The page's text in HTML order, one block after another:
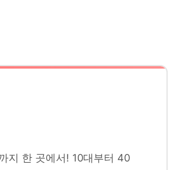
지 한 곳에서! 10대부터 40